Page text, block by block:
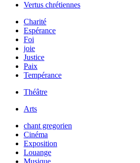
Vertus chrétiennes
Charité
Espérance
Foi
joie
Justice
Paix
Tempérance
Théâtre
Arts
chant gregorien
Cinéma
Exposition
Louange
Musique